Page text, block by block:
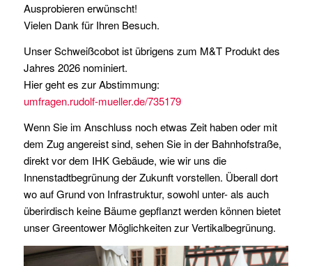
Ausprobieren erwünscht!
Vielen Dank für Ihren Besuch.
Unser Schweißcobot ist übrigens zum M&T Produkt des
Jahres 2026 nominiert.
Hier geht es zur Abstimmung:
umfragen.rudolf-mueller.de/735179
Wenn Sie im Anschluss noch etwas Zeit haben oder mit
dem Zug angereist sind, sehen Sie in der Bahnhofstraße,
direkt vor dem IHK Gebäude, wie wir uns die
Innenstadtbegrünung der Zukunft vorstellen. Überall dort
wo auf Grund von Infrastruktur, sowohl unter- als auch
überirdisch keine Bäume gepflanzt werden können bietet
unser Greentower Möglichkeiten zur Vertikalbegrünung.